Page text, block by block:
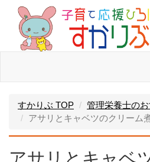
すかりぶ TOP
管理栄養士の
アサリとキャベツのクリーム